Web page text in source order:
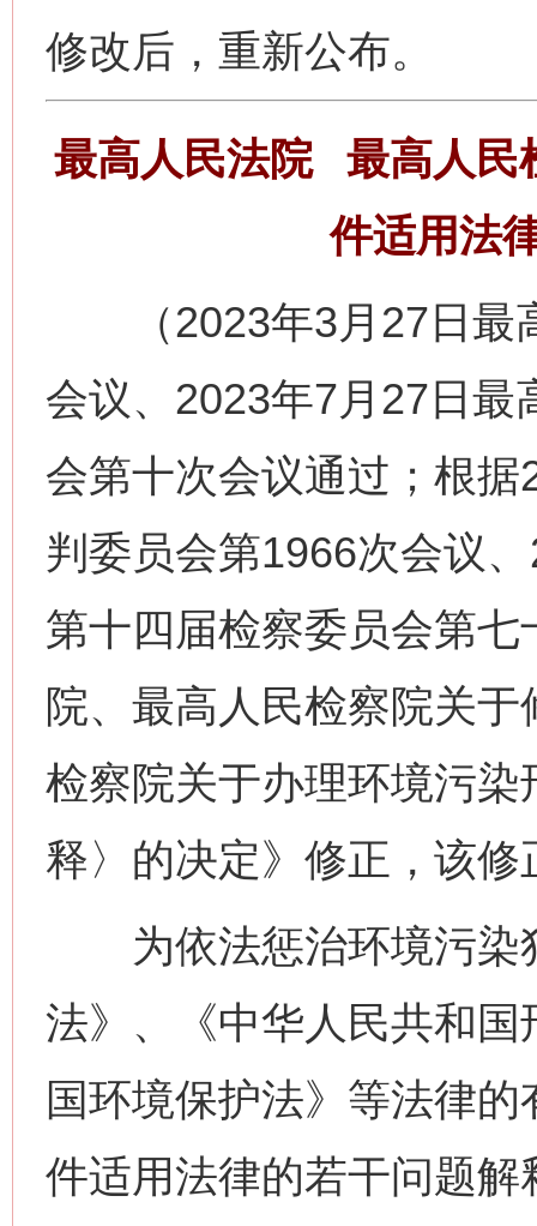
修改后，重新公布。
最高人民法院 最高人民
件适用法
（2023年3月27日最
会议、2023年7月27日最
会第十次会议通过；根
判委员会第1966次会议
第十四届检察委员会第
院、最高人民检察院关
检察院关于办理环境污
释〉的决定》修正，该
为依法惩治环境污染
法》、《中华人民共和
国环境保护法》等法律
件适用法律的若干问题解